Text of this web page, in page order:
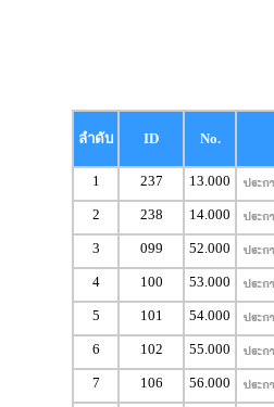
ลำดับ ID No.
1 237 13.000
2
238 14.000
3
099 52.000
4
100 53.000
5
101 54.000
6
102 55.000
7
106 56.000